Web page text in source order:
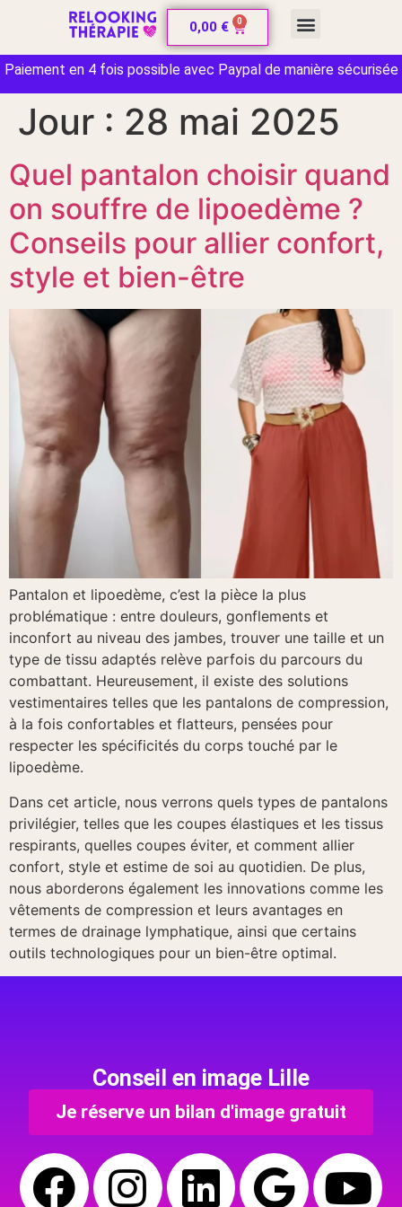
0,00 € 0
Paiement en 4 fois possible avec Paypal de manière sécurisée
Jour : 28 mai 2025
Quel pantalon choisir quand
on souffre de lipoedème ?
Conseils pour allier confort,
style et bien-être
Pantalon et lipoedème, c’est la pièce la plus
problématique : entre douleurs, gonflements et
inconfort au niveau des jambes, trouver une taille et un
type de tissu adaptés relève parfois du parcours du
combattant. Heureusement, il existe des solutions
vestimentaires telles que les pantalons de compression,
à la fois confortables et flatteurs, pensées pour
respecter les spécificités du corps touché par le
lipoedème.
Dans cet article, nous verrons quels types de pantalons
privilégier, telles que les coupes élastiques et les tissus
respirants, quelles coupes éviter, et comment allier
confort, style et estime de soi au quotidien. De plus,
nous aborderons également les innovations comme les
vêtements de compression et leurs avantages en
termes de drainage lymphatique, ainsi que certains
outils technologiques pour un bien-être optimal.
Conseil en image Lille
Je réserve un bilan d'image gratuit